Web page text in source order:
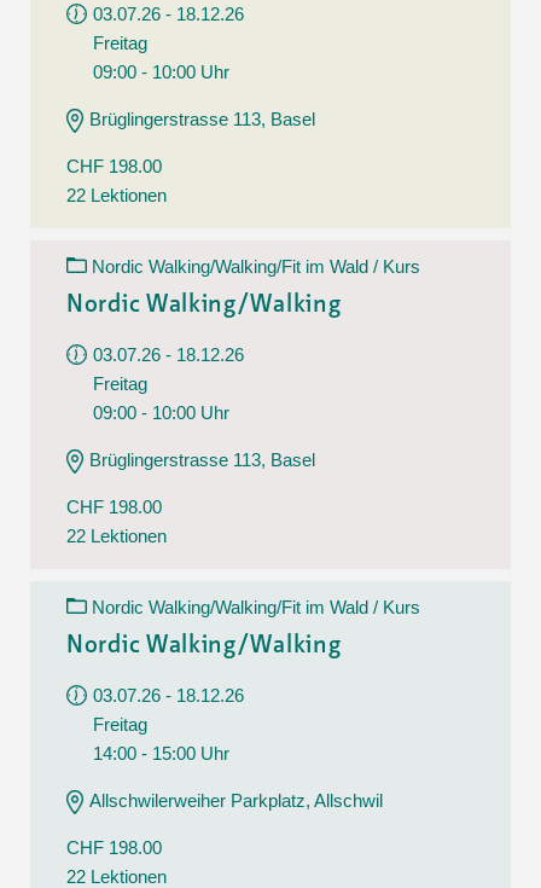
03.07.26 - 18.12.26
Freitag
09:00 - 10:00 Uhr
Brüglingerstrasse 113, Basel
CHF 198.00
22 Lektionen
Nordic Walking/Walking/Fit im Wald / Kurs
Nordic Walking/Walking
03.07.26 - 18.12.26
Freitag
09:00 - 10:00 Uhr
Brüglingerstrasse 113, Basel
CHF 198.00
22 Lektionen
Nordic Walking/Walking/Fit im Wald / Kurs
Nordic Walking/Walking
03.07.26 - 18.12.26
Freitag
14:00 - 15:00 Uhr
Allschwilerweiher Parkplatz, Allschwil
CHF 198.00
22 Lektionen